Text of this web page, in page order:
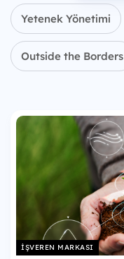
Yetenek Yönetimi
Outside the Borders
İŞVEREN MARKASI